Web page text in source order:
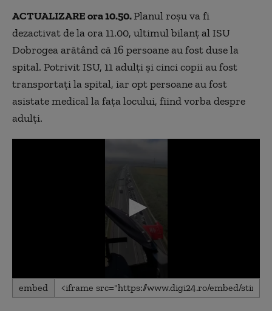
minutes,
0
ACTUALIZARE ora 10.50.Planul roşu va fi
dezactivat de la ora 11.00, ultimul bilanţ al ISU
Dobrogea arătând că 16 persoane au fost duse la
spital. Potrivit ISU, 11 adulţi şi cinci copii au fost
transportaţi la spital, iar opt persoane au fost
asistate medical la faţa locului, fiind vorba despre
adulţi.
seconds
embed